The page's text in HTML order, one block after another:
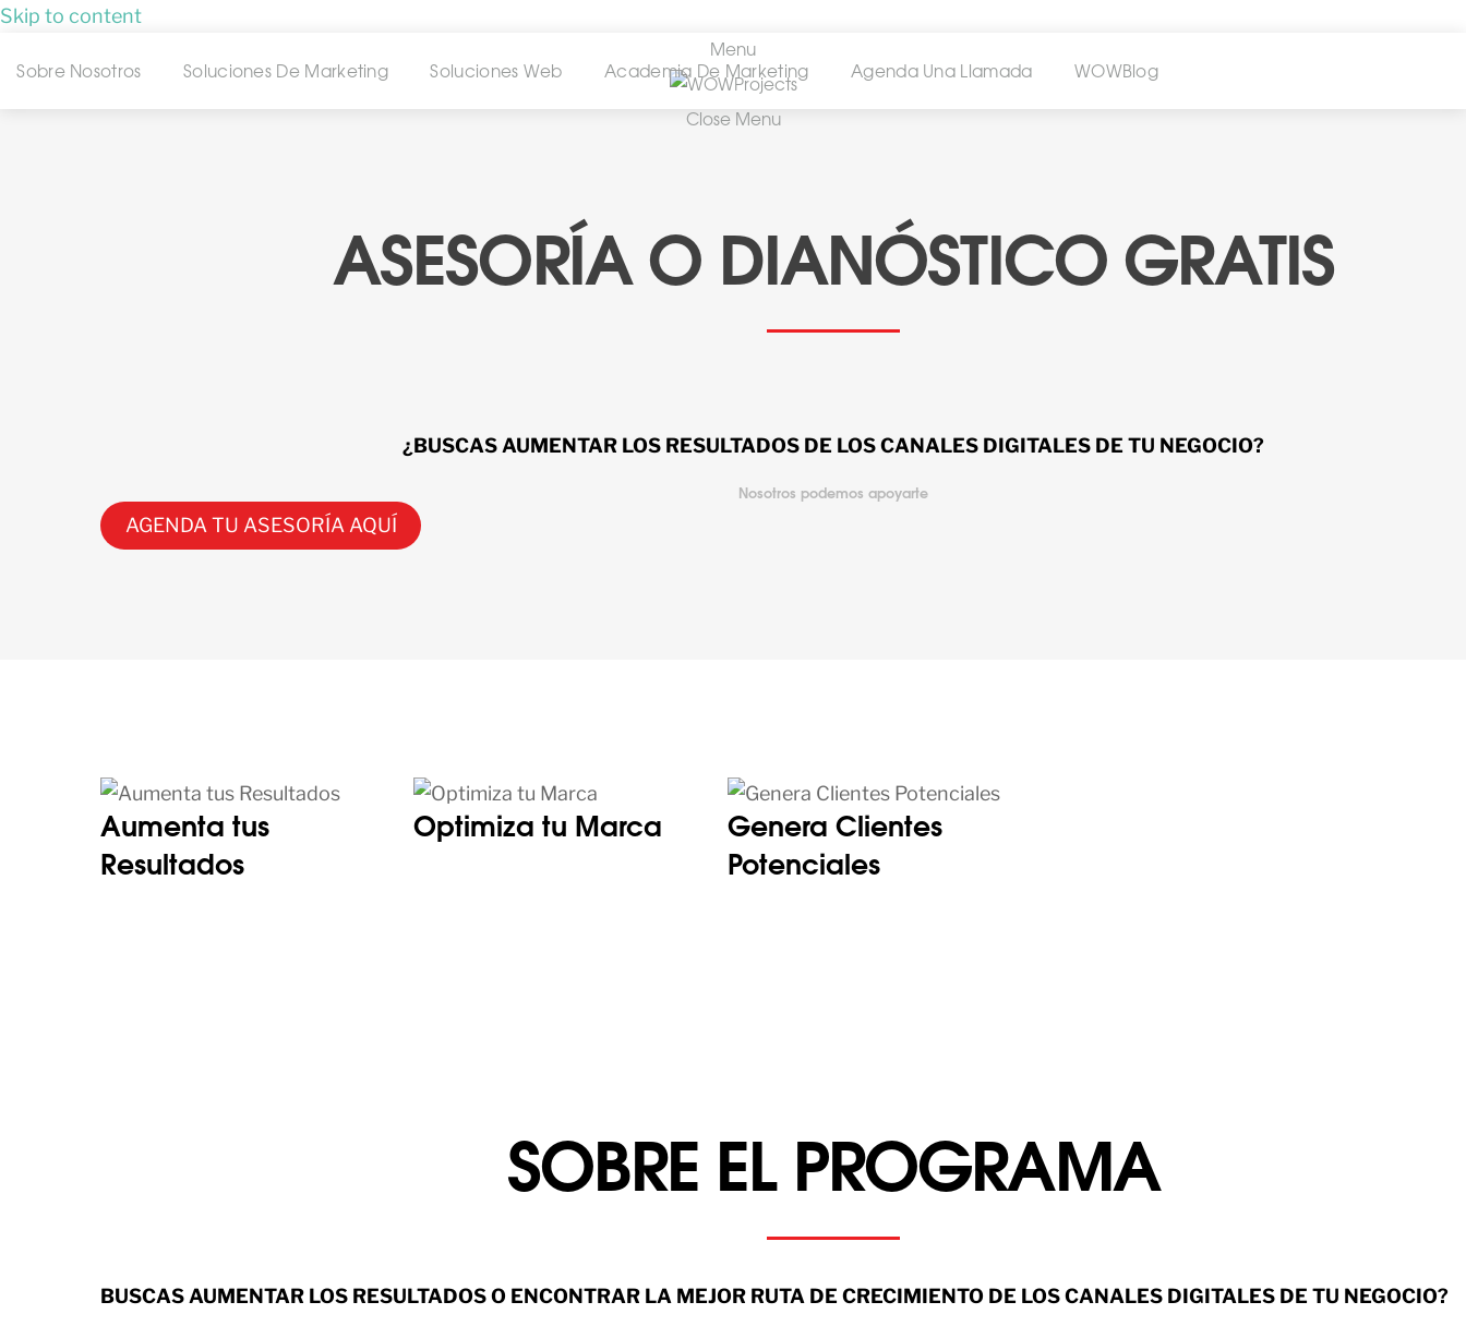
Skip to content
Menu
Sobre Nosotros
Soluciones De Marketing Soluciones Web Academia De Marketing Agenda Una Llamada WOWBlog
Close Menu
ASESORÍA O DIANÓSTICO GRATIS
¿BUSCAS AUMENTAR LOS RESULTADOS DE LOS CANALES DIGITALES DE TU NEGOCIO?
Nosotros podemos apoyarte
AGENDA TU ASESORÍA AQUÍ
Aumenta tus
Resultados
Optimiza tu Marca
Genera Clientes
Potenciales
SOBRE EL PROGRAMA
BUSCAS AUMENTAR LOS RESULTADOS O ENCONTRAR LA MEJOR RUTA DE CRECIMIENTO DE LOS CANALES DIGITALES DE TU NEGOCIO?